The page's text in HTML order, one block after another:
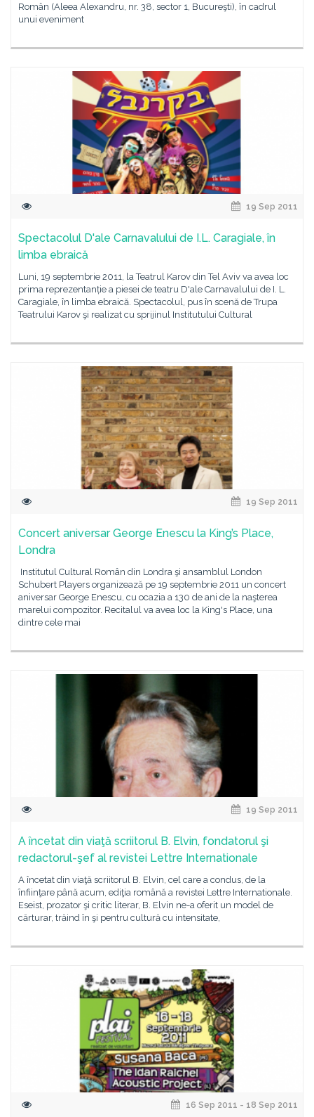
Român (Aleea Alexandru, nr. 38, sector 1, Bucureşti), în cadrul
unui eveniment
19 Sep 2011
Spectacolul D'ale Carnavalului de I.L. Caragiale, în
limba ebraică
Luni, 19 septembrie 2011, la Teatrul Karov din Tel Aviv va avea loc
prima reprezentanție a piesei de teatru D'ale Carnavalului de I. L.
Caragiale, în limba ebraică. Spectacolul, pus în scenă de Trupa
Teatrului Karov şi realizat cu sprijinul Institutului Cultural
19 Sep 2011
Concert aniversar George Enescu la King’s Place,
Londra
Institutul Cultural Român din Londra şi ansamblul London
Schubert Players organizează pe 19 septembrie 2011 un concert
aniversar George Enescu, cu ocazia a 130 de ani de la naşterea
marelui compozitor. Recitalul va avea loc la King's Place, una
dintre cele mai
19 Sep 2011
A încetat din viaţă scriitorul B. Elvin, fondatorul şi
redactorul-şef al revistei Lettre Internationale
A încetat din viaţă scriitorul B. Elvin, cel care a condus, de la
înfiinţare până acum, ediţia română a revistei Lettre Internationale.
Eseist, prozator şi critic literar, B. Elvin ne-a oferit un model de
cărturar, trăind în şi pentru cultură cu intensitate,
16 Sep 2011 - 18 Sep 2011